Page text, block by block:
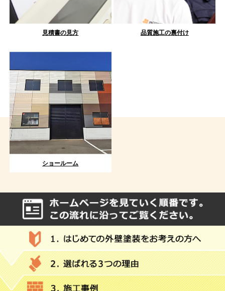
見積書の見方 品質施工の裏付け
ショールーム